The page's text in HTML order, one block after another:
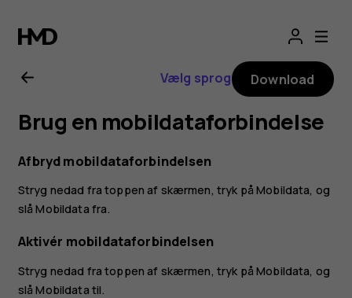
Brugervejledning
til
Nokia
8.1
Vælg sprog Download
Brug en mobildataforbindelse
Afbryd mobildataforbindelsen
Stryg nedad fra toppen af skærmen, tryk påMobildata, og
slåMobildata fra.
Aktivér mobildataforbindelsen
Stryg nedad fra toppen af skærmen, tryk påMobildata, og
slåMobildata til.